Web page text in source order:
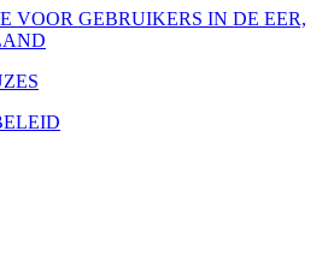
VOOR GEBRUIKERS IN DE EER,